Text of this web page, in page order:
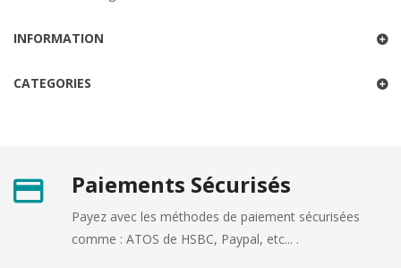
INFORMATION
CATEGORIES
Paiements Sécurisés
Payez avec les méthodes de paiement sécurisées
comme : ATOS de HSBC, Paypal, etc... .